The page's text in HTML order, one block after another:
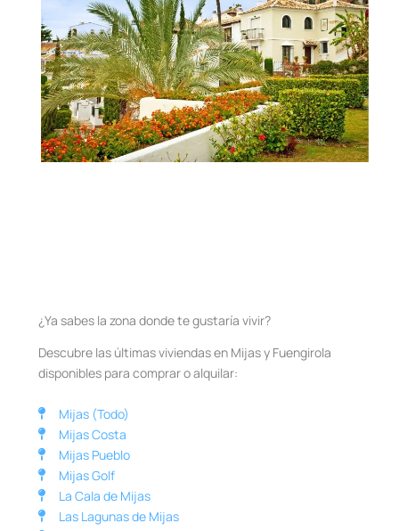
¿Ya sabes la zona donde te gustaría vivir?
Descubre las últimas viviendas en Mijas y Fuengirola
disponibles para comprar o alquilar:
Mijas (Todo)
Mijas Costa
Mijas Pueblo
Mijas Golf
La Cala de Mijas
Las Lagunas de Mijas